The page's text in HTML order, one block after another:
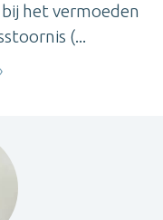
het vermoeden
(...